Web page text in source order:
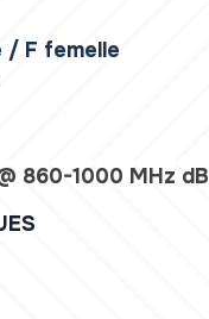
/ F femelle
860-1000 MHz dB